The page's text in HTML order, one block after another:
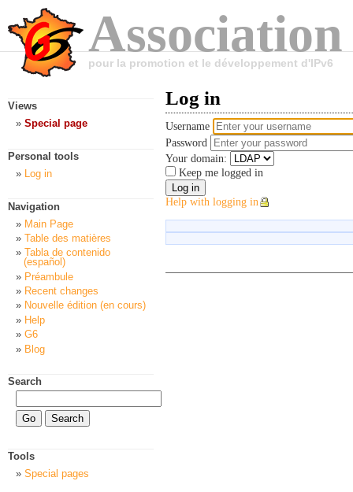
pour la promotion et le développement d'IPv6
Log in
Username
Password
Your domain:
Keep me logged in
Help with logging in
Views
Special page
Personal tools
Log in
Navigation
Main Page
Table des matières
Tabla de contenido
(español)
Préambule
Recent changes
Nouvelle édition (en cours)
Help
G6
Blog
Search
Tools
Special pages